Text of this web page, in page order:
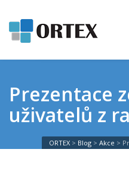
Prezentace
uživatelů z
ORTEX > Blog > Akce >